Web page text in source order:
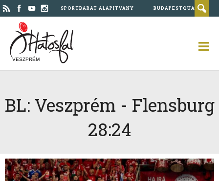
SPORTBARÁT ALAPÍTVÁNY BUDAPESTQUAD
VESZPRÉM
BL: Veszprém - Flensburg
28:24